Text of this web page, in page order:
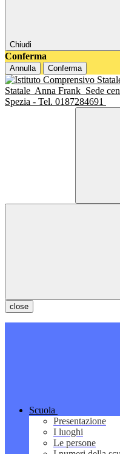
Chiudi
Conferma
Annulla Conferma
Statale Anna Frank Sede
Spezia - Tel. 0187284691
close
Scuola
Presentazione
I luoghi
Le persone